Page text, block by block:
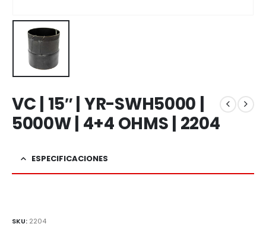
VC | 15″ | YR-SWH5000 |
5000W | 4+4 OHMS | 2204
ESPECIFICACIONES
SKU: 2204